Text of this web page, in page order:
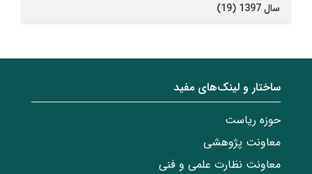
سال 1397 (19)
ساختار‌‌ و‌‌ لینک‌های مفید
حوزه ریاست
معاونت پژوهشی
معاونت نظارت علمی و فنی